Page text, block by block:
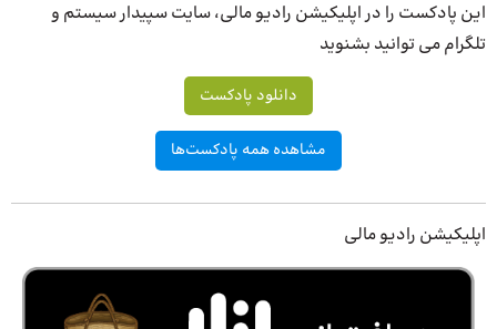
این پادکست را در اپلیکیشن رادیو مالی، سایت سپیدار سیستم و
تلگرام می توانید بشنوید
دانلود پادکست
مشاهده همه پادکست‌ها
اپلیکیشن رادیو مالی